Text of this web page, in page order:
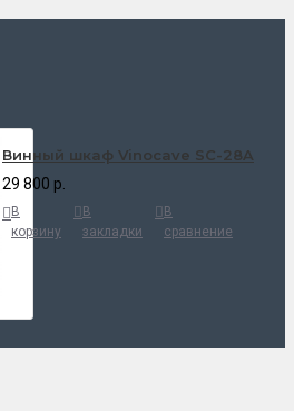
Винный шкаф Vinocave SC-28A
29 800 р.
В
корзину
В
закладки
В
сравнение